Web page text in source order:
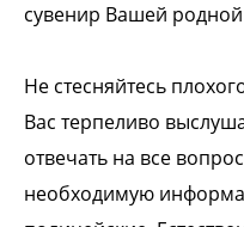
сувенир Вашей
Не стесняйтесь
Вас терпеливо
отвечать на все
необходимую